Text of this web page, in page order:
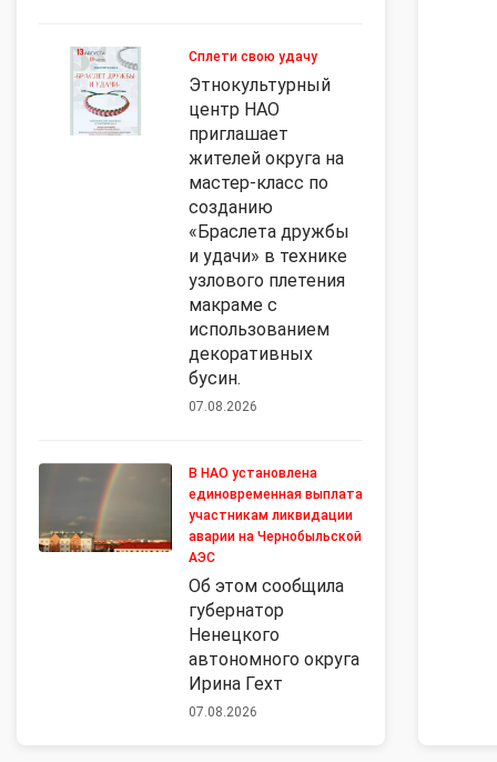
Сплети свою удачу
Этнокультурный
центр НАО
приглашает
жителей округа на
мастер-класс по
созданию
«Браслета дружбы
и удачи» в технике
узлового плетения
макраме с
использованием
декоративных
бусин.
07.08.2026
В НАО установлена
единовременная выплата
участникам ликвидации
аварии на Чернобыльской
АЭС
Об этом сообщила
губернатор
Ненецкого
автономного округа
Ирина Гехт
07.08.2026